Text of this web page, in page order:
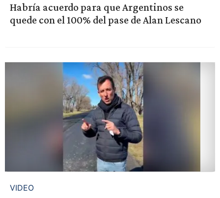
Habría acuerdo para que Argentinos se
quede con el 100% del pase de Alan Lescano
VIDEO